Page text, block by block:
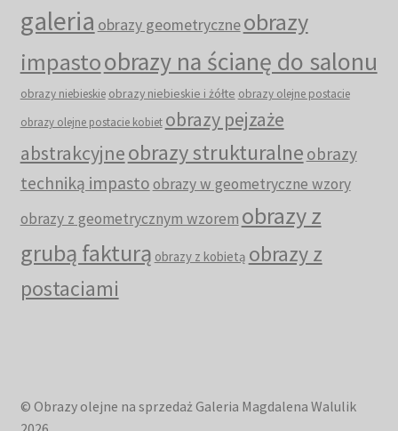
galeria obrazy geometryczneobrazy
impastoobrazy na ścianę do salonu
obrazy niebieskie obrazy niebieskie i żółte obrazy olejne postacie
obrazy olejne postacie kobiet obrazy pejzaże
abstrakcyjneobrazy strukturalne obrazy
techniką impastoobrazy w geometryczne wzory
obrazy z geometrycznym wzorem obrazy z
grubą fakturą obrazy z kobietą obrazy z
postaciami
© Obrazy olejne na sprzedaż Galeria Magdalena Walulik